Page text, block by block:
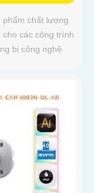
phẩm chất lượng
các công trình
bị công nghệ